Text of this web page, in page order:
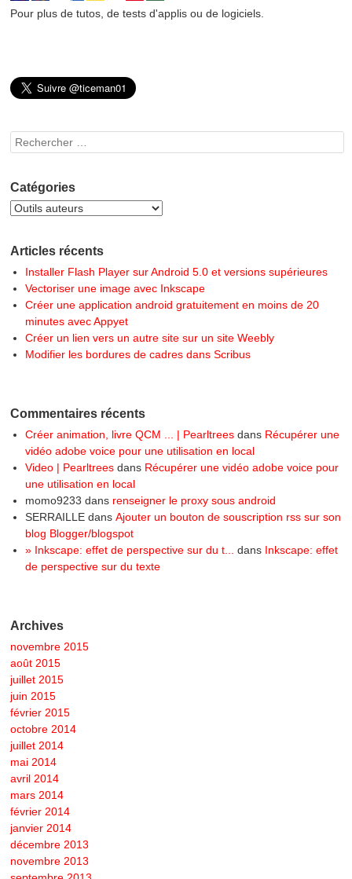
Pour plus de tutos, de tests d'applis ou de logiciels.
Rechercher
Catégories
Articles récents
Installer Flash Player sur Android 5.0 et versions supérieures
Vectoriser une image avec Inkscape
Créer une application android gratuitement en moins de 20
minutes avec Appyet
Créer un lien vers un autre site sur un site Weebly
Modifier les bordures de cadres dans Scribus
Commentaires récents
Créer animation, livre QCM ... | Pearltreesdans Récupérer une
vidéo adobe voice pour une utilisation en local
Video | Pearltreesdans Récupérer une vidéo adobe voice pour
une utilisation en local
momo9233 dans renseigner le proxy sous android
SERRAILLEdans Ajouter un bouton de souscription rss sur son
blog Blogger/blogspot
» Inkscape: effet de perspective sur du t...
dans Inkscape: effet
de perspective sur du texte
Archives
novembre 2015
août 2015
juillet 2015
juin 2015
février 2015
octobre 2014
juillet 2014
mai 2014
avril 2014
mars 2014
février 2014
janvier 2014
décembre 2013
novembre 2013